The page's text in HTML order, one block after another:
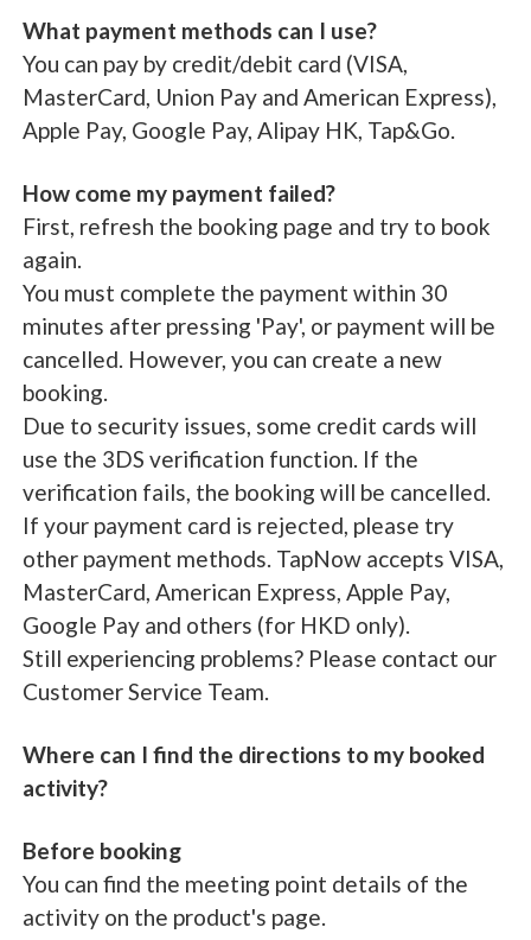
What payment methods can I use?
You can pay by credit/debit card (VISA,
MasterCard, Union Pay and American Express),
Apple Pay, Google Pay, Alipay HK, Tap&Go.
How come my payment failed?
First, refresh the booking page and try to book
again.
You must complete the payment within 30
minutes after pressing 'Pay', or payment will be
cancelled. However, you can create a new
booking.
Due to security issues, some credit cards will
use the 3DS verification function. If the
verification fails, the booking will be cancelled.
If your payment card is rejected, please try
other payment methods. TapNow accepts VISA,
MasterCard, American Express, Apple Pay,
Google Pay and others (for HKD only).
Still experiencing problems? Please contact our
Customer Service Team.
Where can I find the directions to my booked
activity?
Before booking
You can find the meeting point details of the
activity on the product's page.